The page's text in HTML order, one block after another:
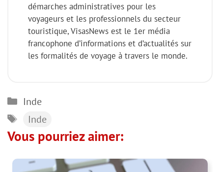
démarches administratives pour les
voyageurs et les professionnels du secteur
touristique, VisasNews est le 1er média
francophone d’informations et d’actualités sur
les formalités de voyage à travers le monde.
Catégories
Inde
Étiquettes
Inde
Vous pourriez aimer: